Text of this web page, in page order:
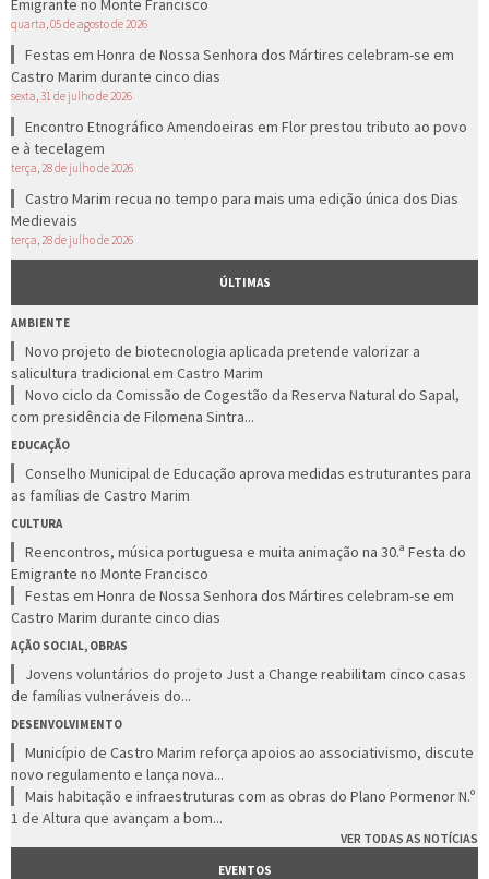
Emigrante no Monte Francisco
quarta, 05 de agosto de 2026
Festas em Honra de Nossa Senhora dos Mártires celebram-se em
Castro Marim durante cinco dias
sexta, 31 de julho de 2026
Encontro Etnográfico Amendoeiras em Flor prestou tributo ao povo
e à tecelagem
terça, 28 de julho de 2026
Castro Marim recua no tempo para mais uma edição única dos Dias
Medievais
terça, 28 de julho de 2026
ÚLTIMAS
AMBIENTE
Novo projeto de biotecnologia aplicada pretende valorizar a
salicultura tradicional em Castro Marim
Novo ciclo da Comissão de Cogestão da Reserva Natural do Sapal,
com presidência de Filomena Sintra...
EDUCAÇÃO
Conselho Municipal de Educação aprova medidas estruturantes para
as famílias de Castro Marim
CULTURA
Reencontros, música portuguesa e muita animação na 30.ª Festa do
Emigrante no Monte Francisco
Festas em Honra de Nossa Senhora dos Mártires celebram-se em
Castro Marim durante cinco dias
AÇÃO SOCIAL, OBRAS
Jovens voluntários do projeto Just a Change reabilitam cinco casas
de famílias vulneráveis do...
DESENVOLVIMENTO
Município de Castro Marim reforça apoios ao associativismo, discute
novo regulamento e lança nova...
Mais habitação e infraestruturas com as obras do Plano Pormenor N.º
1 de Altura que avançam a bom...
VER TODAS AS NOTÍCIAS
EVENTOS